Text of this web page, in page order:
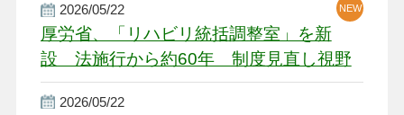
2026/05/22
厚労省、「リハビリ統括調整室」を新
設 法施行から約60年 制度見直し視野
NEW
2026/05/22